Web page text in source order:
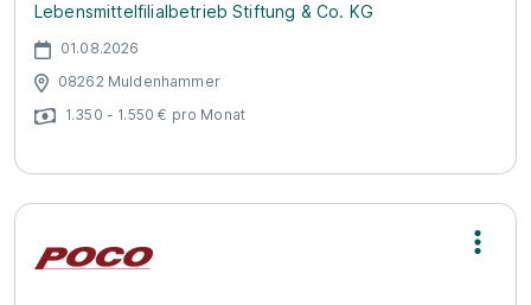
Lebensmittelfilialbetrieb Stiftung & Co. KG
01.08.2026
08262 Muldenhammer
1.350 - 1.550 € pro Monat